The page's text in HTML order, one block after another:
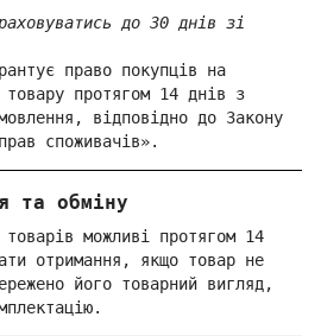
до 30 днів зі
право покупців на
товару протягом 14 днів з
відповідно до Закону
споживачів».
та обміну
можливі протягом 14
отримання, якщо товар не
його товарний вигляд,